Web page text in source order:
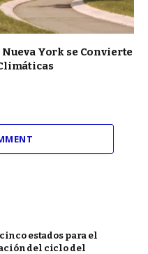
York se Convierte
estados para el
del ciclo del